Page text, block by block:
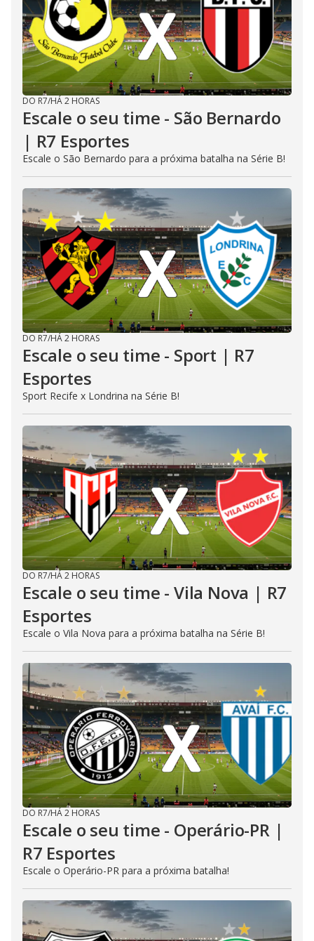
DO R7/HÁ 2 HORAS
Escale o seu time - São Bernardo
| R7 Esportes
Escale o São Bernardo para a próxima batalha na Série B!
DO R7/HÁ 2 HORAS
Escale o seu time - Sport | R7
Esportes
Sport Recife x Londrina na Série B!
DO R7/HÁ 2 HORAS
Escale o seu time - Vila Nova | R7
Esportes
Escale o Vila Nova para a próxima batalha na Série B!
DO R7/HÁ 2 HORAS
Escale o seu time - Operário-PR |
R7 Esportes
Escale o Operário-PR para a próxima batalha!